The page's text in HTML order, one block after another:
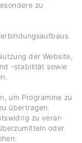
zu
der Website,
-stabi­lität sowie
um Programme zu
über­tragen.
zu verar­
oder